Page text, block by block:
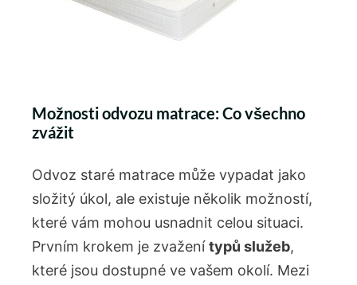
Možnosti odvozu matrace: Co ⁣všechno
zvážit
Odvoz staré matrace může vypadat ⁢jako
složitý úkol, ale existuje‌ několik ⁢možností,
které vám mohou⁣ usnadnit celou situaci.
Prvním krokem ​je zvaženítypů služeb,⁢
které jsou dostupné ⁣ve ⁢vašem okolí.⁣ Mezi